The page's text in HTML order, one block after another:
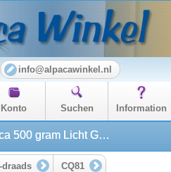
info@alpacawinkel.nl
Konto Suchen Information
100% Baby Alpaca 500 gram Licht Groen mix 2/16Nm
draads CQ81